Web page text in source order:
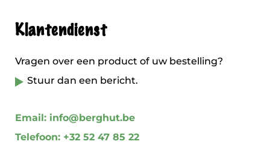
Klantendienst
Vragen over een product of uw bestelling?
Stuur dan een bericht.
Email: info@berghut.be
Telefoon: +32 52 47 85 22